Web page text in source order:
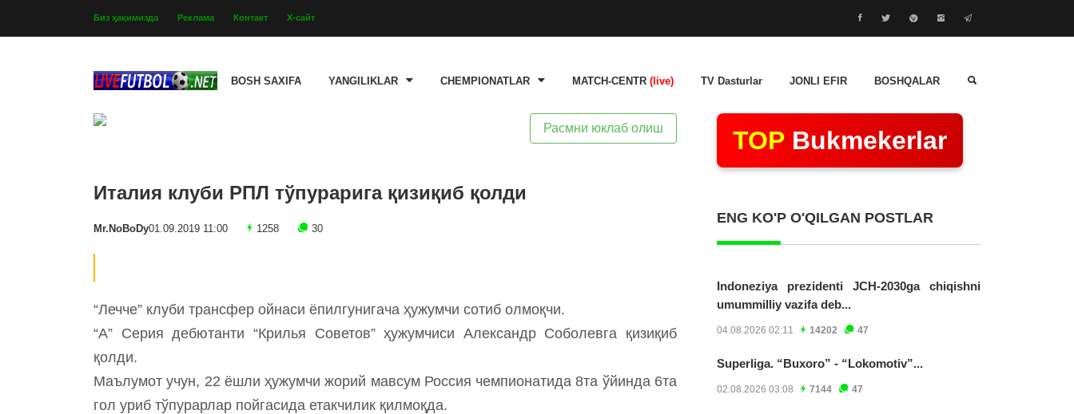
Биз ҳақимизда Реклама Контакт Х-сайт
BOSH SAXIFA YANGILIKLAR CHEMPIONATLAR MATCH-CENTR (live) TV Dasturlar JONLI EFIR BOSHQALAR
Расмни юклаб олиш
Италия клуби РПЛ тўпурарига қизиқиб қолди
Mr.NoBoDy01.09.2019 11:00 1258 30
“Лечче” клуби трансфер ойнаси ёпилгунигача ҳужумчи сотиб олмоқчи.
“А” Серия дебютанти “Крилья Советов” ҳужумчиси Александр Соболевга қизиқиб
қолди.
Маълумот учун, 22 ёшли ҳужумчи жорий мавсум Россия чемпионатида 8та ўйинда 6та
гол уриб тўпурарлар пойгасида етакчилик қилмоқда.
TOP Bukmekerlar
ENG KO'P O'QILGAN POSTLAR
Indoneziya prezidenti JCH-2030ga chiqishni
umummilliy vazifa deb...
04.08.2026 02:11 14202 47
Superliga. “Buxoro” - “Lokomotiv”...
02.08.2026 03:08 7144 47